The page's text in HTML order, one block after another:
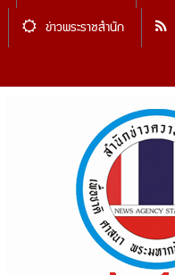
ข่าวพระราชสำนัก